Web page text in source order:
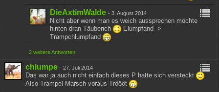
DieAxtimWalde -3. August 2014
Nicht aber wenn man es weich aussprechen möchte
hinten dran Täuberich
Elumpfand ->
Trampchlumpfand
2 weitere Antworten
chlumpe -27. Juli 2014
Das war ja auch nicht einfach dieses P hatte sich versteckt
Also Trampel Marsch voraus Tröööt